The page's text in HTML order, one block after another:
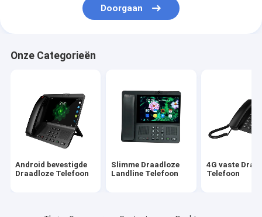
DECT Draadloze Telefoon
GSM Draadloze Desktoptelefoon
Vaste Draadloze Telefoon met Hotspot
4G de Router van WIFI LTE
Doorgaan
Onze Categorieën
Android bevestigde
Draadloze Telefoon
Slimme Draadloze
Landline Telefoon
4G vaste
Telefoon